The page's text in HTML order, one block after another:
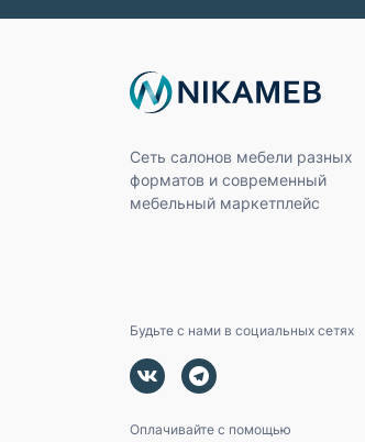
Сеть салонов мебели разных
форматов и современный
мебельный маркетплейс
Будьте с нами в социальных сетях
Оплачивайте с помощью